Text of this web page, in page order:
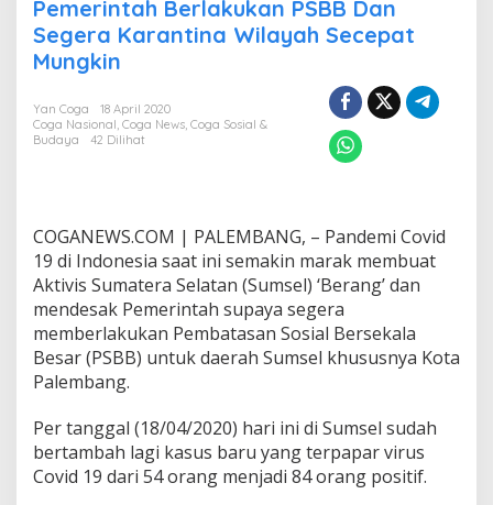
k
t
s
l
T
e
a
s
k
P
e
m
e
Pemerintah Berlakukan PSBB Dan
Segera Karantina Wilayah Secepat
Mungkin
Yan Coga
18 April 2020
Coga Nasional Coga News Coga Sosial &
Budaya
42 Dilihat
COGANEWS.COM | PALEMBANG, – Pandemi Covid
19 di Indonesia saat ini semakin marak membuat
Aktivis Sumatera Selatan (Sumsel) ‘Berang’ dan
mendesak Pemerintah supaya segera
memberlakukan Pembatasan Sosial Bersekala
Besar (PSBB) untuk daerah Sumsel khususnya Kota
Palembang.
Per tanggal (18/04/2020) hari ini di Sumsel sudah
bertambah lagi kasus baru yang terpapar virus
Covid 19 dari 54 orang menjadi 84 orang positif.